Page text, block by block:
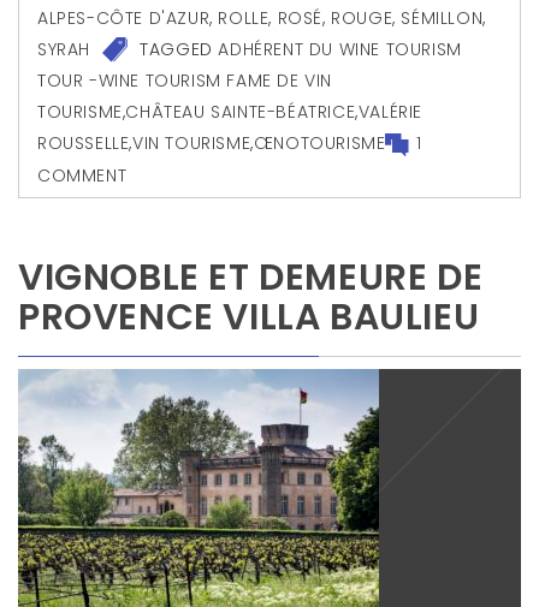
ALPES-CÔTE D'AZUR, ROLLE, ROSÉ, ROUGE, SÉMILLON,
SYRAH
TAGGEDADHÉRENT DU WINE TOURISM
TOUR -WINE TOURISM FAME DE VIN
TOURISME,CHÂTEAU SAINTE-BÉATRICE,VALÉRIE
ROUSSELLE,VIN TOURISME,ŒNOTOURISME
1
COMMENT
VIGNOBLE ET DEMEURE DE
PROVENCE VILLA BAULIEU